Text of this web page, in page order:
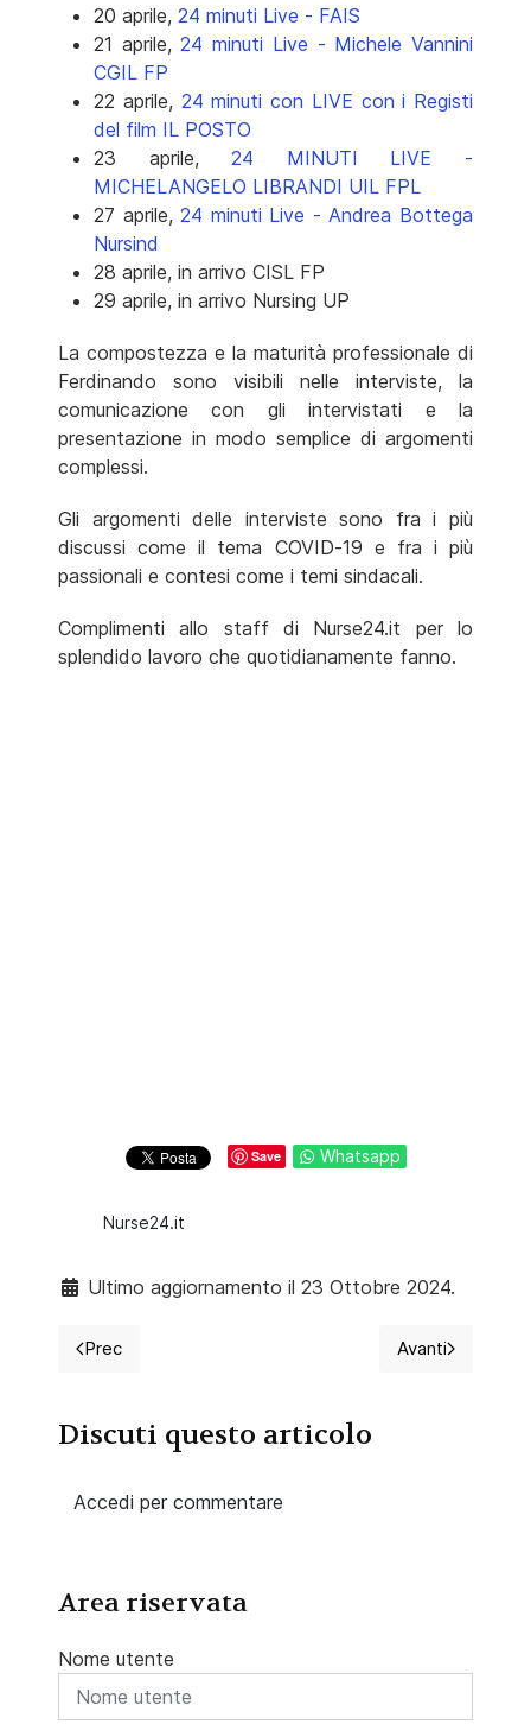
20 aprile, 24 minuti Live - FAIS
21 aprile,24 minuti Live - Michele Vannini
CGIL FP
22 aprile, 24 minuti con LIVE con i Registi
del film IL POSTO
23 aprile,24 MINUTI LIVE -
MICHELANGELO LIBRANDI UIL FPL
27 aprile,24 minuti Live - Andrea Bottega
Nursind
28 aprile, in arrivo CISL FP
29 aprile, in arrivo Nursing UP
La compostezza e la maturità professionale di
Ferdinando sono visibili nelle interviste, la
comunicazione con gli intervistati e la
presentazione in modo semplice di argomenti
complessi.
Gli argomenti delle interviste sono fra i più
discussi come il tema COVID-19 e fra i più
passionali e contesi come i temi sindacali.
Complimenti allo staff di Nurse24.it per lo
splendido lavoro che quotidianamente fanno.
Save Whatsapp
Nurse24.it
Ultimo aggiornamento il 23 Ottobre 2024.
Articolo precedente: Indennità, malattie infettive
Prec Articolo
Avanti
Discuti questo articolo
Accedi per commentare
Area riservata
Nome utente